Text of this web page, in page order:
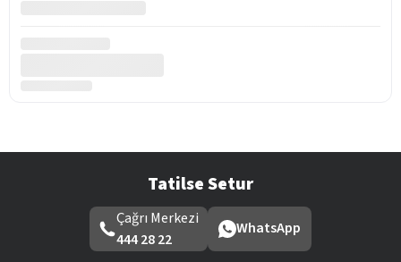
Tatilse Setur
Çağrı Merkezi
444 28 22
WhatsApp